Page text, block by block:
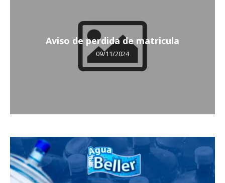
Aviso de perdida de matricula
09/11/2024